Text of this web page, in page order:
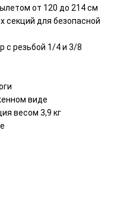
от 120 до 214 см
секций для безопасной
с резьбой 1/4 и 3/8
виде
весом 3,9 кг